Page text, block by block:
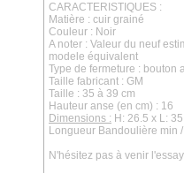
CARACTERISTIQUES :
Matière : cuir grainé
Couleur : Noir
A noter : Valeur du neuf
modele équivalent
Type de fermeture : bouton
Taille fabricant : GM
Taille : 35 à 39 cm
Hauteur anse (en cm) : 16
Dimensions : H: 26.5 x L:
Longueur Bandoulière min
N'hésitez pas à venir